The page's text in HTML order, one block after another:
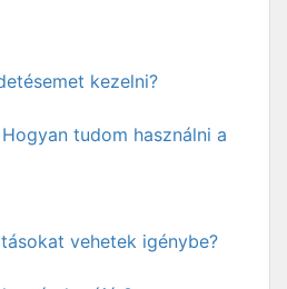
kezelni?
tudom használni a
vehetek igénybe?